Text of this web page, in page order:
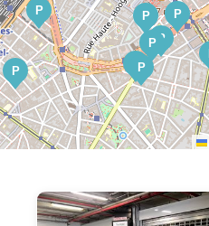
P
P
P
P
PP
P
P
P